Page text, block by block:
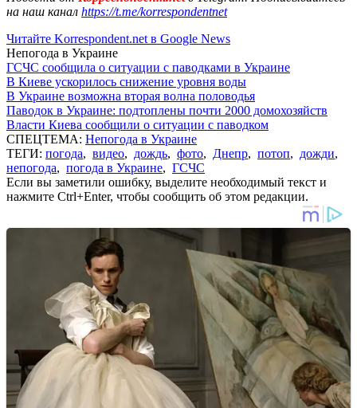
на наш канал https://t.me/korrespondentnet
Читайте Korrespondent.net в Google News
Непогода в Украине
ГСЧС сообщила о ситуации с паводками в Украине
В Киеве ускорилось снижение уровня воды
В Украине возможна вторая волна половодья
Паводок в Украине: подтоплены почти 2000 домохозяйств
Власти Киева сообщили о ситуации с паводком
СПЕЦТЕМА: Непогода в Украине
ТЕГИ: погода, видео, дождь, фото, Днепр, потоп, дожди,
непогода, погода в Украине, ГСЧС
Если вы заметили ошибку, выделите необходимый текст и
нажмите Ctrl+Enter, чтобы сообщить об этом редакции.